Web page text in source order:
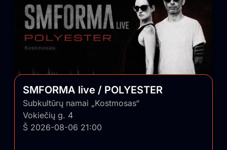
SMFORMA live / POLYESTER
Subkultūrų namai „Kostmosas“
Vokiečių g. 4
Š 2026-08-06 21:00